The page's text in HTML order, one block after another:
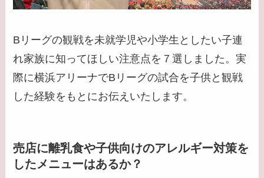
Bリーグの観戦を未就学児や小学生としたい子連
れ家族に知ってほしい注意点を７選しました。実
際に横浜アリーナでBリーグの試合を子供と観戦
した経験をもとにお伝えいたします。
売店に離乳食や子供向けのアレルギー対策を
したメニューはあるか？